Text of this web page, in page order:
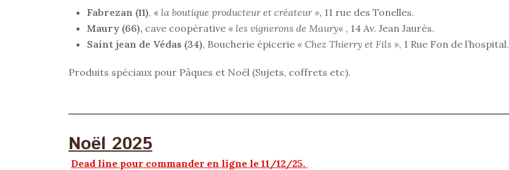
Fabrezan (11), « la boutique producteur et créateur », 11 rue des Tonelles.
Maury (66), cave coopérative « les vignerons de Maury« , 14 Av. Jean Jaurès.
Saint jean de Védas (34), Boucherie épicerie « Chez Thierry et Fils », 1 Rue Fon de l’hospital.
Produits spéciaux pour Pâques et Noël (Sujets, coffrets etc).
Noël 2025
Dead line pour commander en ligne le 11/12/25.